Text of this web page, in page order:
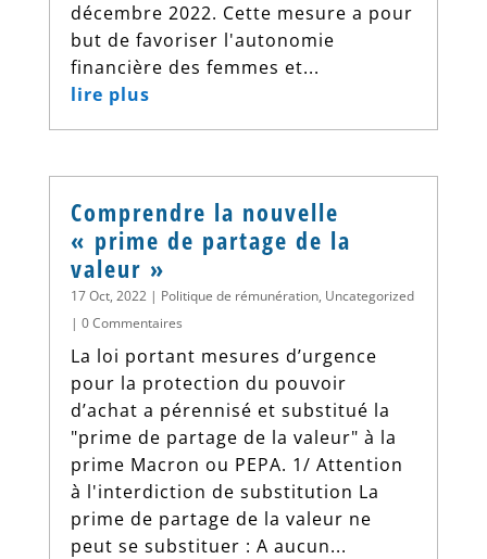
décembre 2022. Cette mesure a pour
but de favoriser l'autonomie
financière des femmes et...
lire plus
Comprendre la nouvelle
« prime de partage de la
valeur »
17 Oct, 2022| Politique de rémunération, Uncategorized
| 0 Commentaires
La loi portant mesures d’urgence
pour la protection du pouvoir
d’achat a pérennisé et substitué la
"prime de partage de la valeur" à la
prime Macron ou PEPA. 1/ Attention
à l'interdiction de substitution La
prime de partage de la valeur ne
peut se substituer : A aucun...